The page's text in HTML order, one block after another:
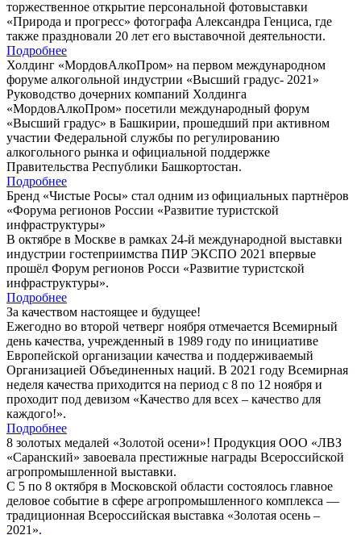
торжественное открытие персональной фотовыставки
«Природа и прогресс» фотографа Александра Генциса, где
также праздновали 20 лет его выставочной деятельности.
Подробнее
Холдинг «МордовАлкоПром» на первом международном
форуме алкогольной индустрии «Высший градус- 2021»
Руководство дочерних компаний Холдинга
«МордовАлкоПром» посетили международный форум
«Высший градус» в Башкирии, прошедший при активном
участии Федеральной службы по регулированию
алкогольного рынка и официальной поддержке
Правительства Республики Башкортостан.
Подробнее
Бренд «Чистые Росы» стал одним из официальных партнёров
«Форума регионов России «Развитие туристской
инфраструктуры»
В октябре в Москве в рамках 24-й международной выставки
индустрии гостеприимства ПИР ЭКСПО 2021 впервые
прошёл Форум регионов Росси «Развитие туристской
инфраструктуры».
Подробнее
За качеством настоящее и будущее!
Ежегодно во второй четверг ноября отмечается Всемирный
день качества, учрежденный в 1989 году по инициативе
Европейской организации качества и поддерживаемый
Организацией Объединенных наций. В 2021 году Всемирная
неделя качества приходится на период с 8 по 12 ноября и
проходит под девизом «Качество для всех – качество для
каждого!».
Подробнее
8 золотых медалей «Золотой осени»! Продукция ООО «ЛВЗ
«Саранский» завоевала престижные награды Всероссийской
агропромышленной выставки.
С 5 по 8 октября в Московской области состоялось главное
деловое событие в сфере агропромышленного комплекса —
традиционная Всероссийская выставка «Золотая осень –
2021».